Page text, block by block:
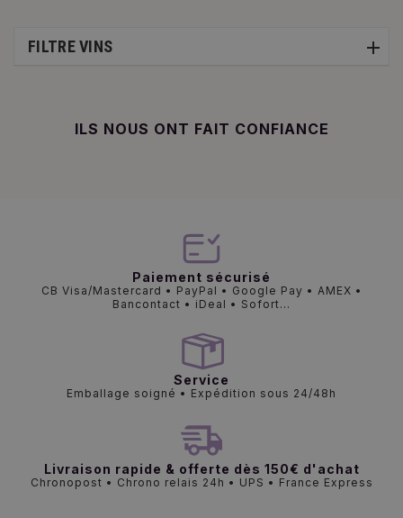
FILTRE VINS
ILS NOUS ONT FAIT CONFIANCE
Paiement sécurisé
CB Visa/Mastercard • PayPal • Google Pay • AMEX •
Bancontact • iDeal • Sofort...
Service
Emballage soigné • Expédition sous 24/48h
Livraison rapide & offerte dès 150€ d'achat
Chronopost • Chrono relais 24h • UPS • France Express